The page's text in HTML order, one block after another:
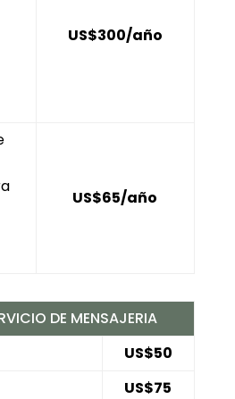
US$300/año
US$65/año
DE MENSAJERIA
US$50
US$75